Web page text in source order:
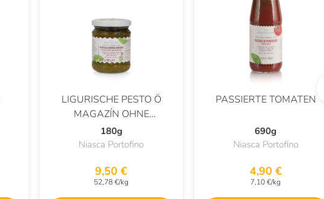
LIGURISCHE PESTO Ö
MAGAZÍN OHNE
KNOBLAUCH
180g
Niasca Portofino
9,50 €
52,78 €/kg
PASSIERTE TOMATEN
690g
Niasca Portofino
4,90 €
7,10 €/kg